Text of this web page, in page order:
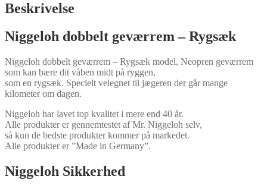
Beskrivelse
Niggeloh dobbelt geværrem – Rygsæk
Niggeloh dobbelt geværrem – Rygsæk model, Neopren geværrem
som kan bære dit våben midt på ryggen,
som en rygsæk. Specielt velegnet til jægeren der går mange
kilometer om dagen.
Niggeloh har lavet top kvalitet i mere end 40 år.
Alle produkter er gennemtestet af Mr. Niggeloh selv,
så kun de bedste produkter kommer på markedet.
Alle produkter er ”Made in Germany”.
Niggeloh Sikkerhed